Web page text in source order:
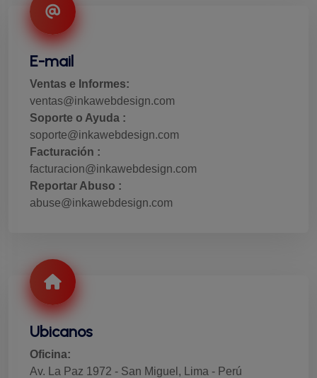
E-mail
Ventas e Informes:
ventas@inkawebdesign.com
Soporte o Ayuda :
soporte@inkawebdesign.com
Facturación :
facturacion@inkawebdesign.com
Reportar Abuso :
abuse@inkawebdesign.com
Ubicanos
Oficina:
Av. La Paz 1972 - San Miguel, Lima - Perú